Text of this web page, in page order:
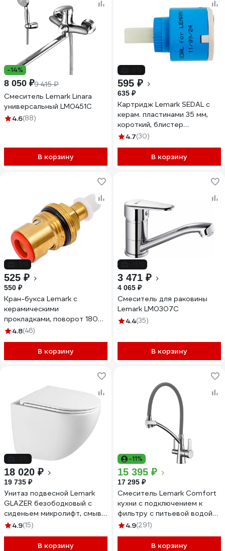
-14%
8 050 ₽9 415 ₽
Смеситель Lemark Linara
универсальный LM0451C
4.6(88)
В корзину
595 ₽
635 ₽
Картридж Lemark SEDAL с
керам. пластинами 35 мм,
короткий, блистер
LM8503P-BL
4.7(30)
В корзину
525 ₽
550 ₽
Кран-букса Lemark с
керамическими
прокладками, поворот 180
гр., горячая, блистер
4.8(46)
В корзину
3 471 ₽
4 065 ₽
Смеситель для раковины
Lemark LM0307C
4.4(35)
В корзину
18 020 ₽
19 735 ₽
Унитаз подвесной Lemark
GLAZER безободковый с
сиденьем микролифт, смыв
вихревой Торнадо 3.0,
4.9(15)
В корзину
-11%
15 395 ₽
17 295 ₽
Смеситель Lemark Comfort
кухни с подключением к
фильтру с питьевой водой
LM3071C-Gray
4.9(291)
В корзину